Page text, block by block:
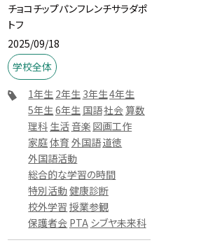
チョコチップパンフレンチサラダポ
トフ
2025/09/18
学校全体
1年生 2年生 3年生4年生
5年生6年生 国語社会算数
理科 生活音楽 図画工作
家庭体育 外国語道徳
外国語活動
総合的な学習の時間
特別活動健康診断
校外学習 授業参観
保護者会 PTA シブヤ未来科